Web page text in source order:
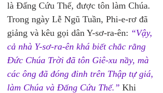
là Đấng Cứu Thế, được tôn làm Chúa.
Trong ngày Lễ Ngũ Tuần, Phi-e-rơ đã
giảng và kêu gọi dân Y-sơ-ra-ên: “Vậy,
cả nhà Y-sơ-ra-ên khá biết chắc rằng
Đức Chúa Trời đã tôn Giê-xu nầy, mà
các ông đã đóng đinh trên Thập tự giá,
làm Chúa và Đấng Cứu Thế.” Khi